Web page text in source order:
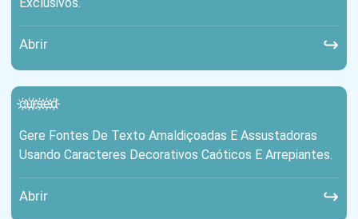
Abrir ↪
c҉u҉r҉s҉e҉d҉
Gere Fontes De Texto Amaldiçoadas E Assustadoras
Usando Caracteres Decorativos Caóticos E Arrepiantes.
Abrir ↪